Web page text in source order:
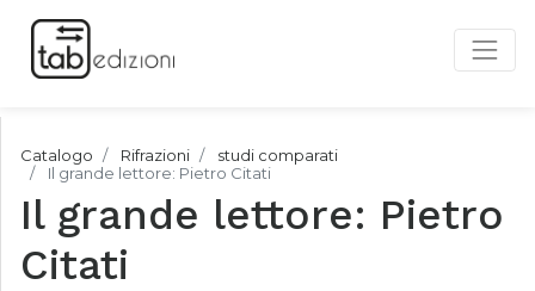
Catalogo Rifrazioni
studi comparati
Il grande lettore: Pietro Citati
Il grande lettore: Pietro
Citati